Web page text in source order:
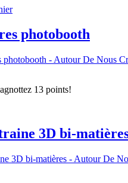
photobooth
13 points!
3D bi-